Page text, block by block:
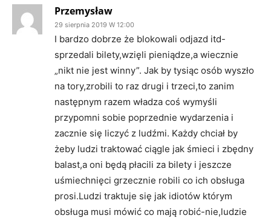
Przemysław
29 sierpnia 2019 W 12:00
I bardzo dobrze że blokowali odjazd itd-
sprzedali bilety,wzięli pieniądze,a wiecznie
„nikt nie jest winny”. Jak by tysiąc osób wyszło
na tory,zrobili to raz drugi i trzeci,to zanim
następnym razem władza coś wymyśli
przypomni sobie poprzednie wydarzenia i
zacznie się liczyć z ludźmi. Każdy chciał by
żeby ludzi traktować ciągle jak śmieci i zbędny
balast,a oni będą płacili za bilety i jeszcze
uśmiechnięci grzecznie robili co ich obsługa
prosi.Ludzi traktuje się jak idiotów którym
obsługa musi mówić co mają robić-nie,ludzie